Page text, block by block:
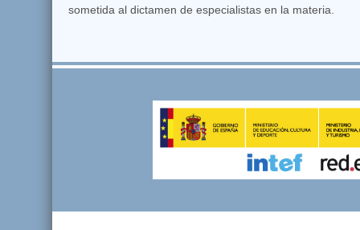
sometida al dictamen de especialistas en la materia.